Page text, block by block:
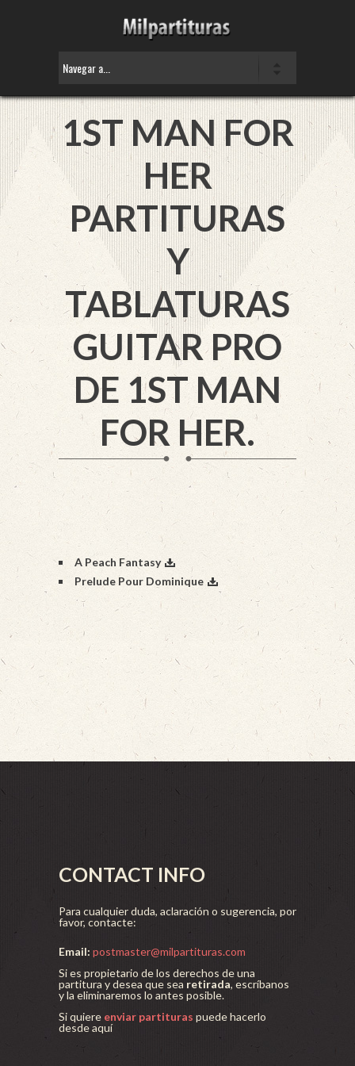
1ST MAN FOR
HER
PARTITURAS
Y
TABLATURAS
GUITAR PRO
DE 1ST MAN
FOR HER.
A Peach Fantasy
Prelude Pour Dominique
CONTACT INFO
Para cualquier duda, aclaración o sugerencia, por
favor, contacte:
Email: postmaster@milpartituras.com
Si es propietario de los derechos de una
partitura y desea que sea retirada, escríbanos
y la eliminaremos lo antes posible.
Si quiere enviar partituras puede hacerlo
desde aquí